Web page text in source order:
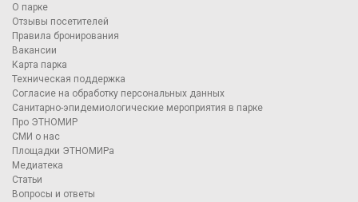
О парке
Отзывы посетителей
Правила бронирования
Вакансии
Карта парка
Техническая поддержка
Согласие на обработку персональных данных
Санитарно-эпидемиологические мероприятия в парке
Про ЭТНОМИР
СМИ о нас
Площадки ЭТНОМИРа
Медиатека
Статьи
Вопросы и ответы